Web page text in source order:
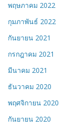
พฤษภาคม 2022
กุมภาพันธ์ 2022
กันยายน 2021
กรกฎาคม 2021
มีนาคม 2021
ธันวาคม 2020
พฤศจิกายน 2020
กันยายน 2020